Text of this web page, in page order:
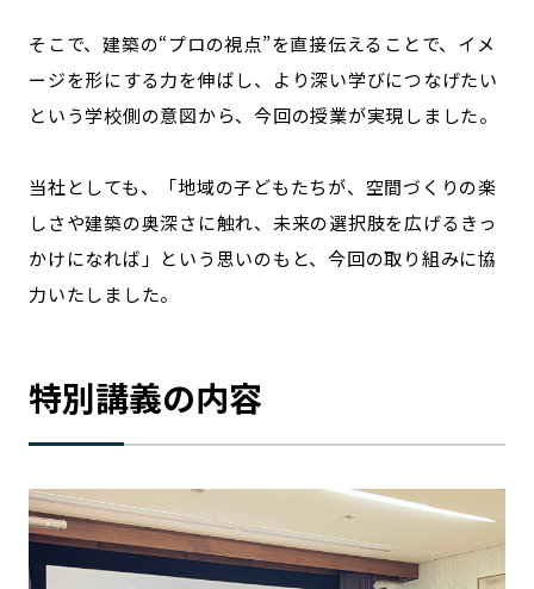
そこで、建築の“プロの視点”を直接伝えることで、イメ
ージを形にする力を伸ばし、より深い学びにつなげたい
という学校側の意図から、今回の授業が実現しました。
当社としても、「地域の子どもたちが、空間づくりの楽
しさや建築の奥深さに触れ、未来の選択肢を広げるきっ
かけになれば」という思いのもと、今回の取り組みに協
力いたしました。
特別講義の内容